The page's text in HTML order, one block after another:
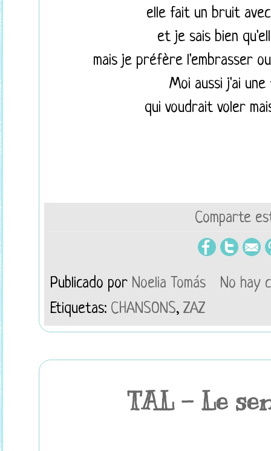
elle fait un bruit
et je sais bien
mais je préfère l'embrasser
Moi aussi j'ai
qui voudrait voler
Comparte
Publicado por Noelia Tomás
No hay
Etiquetas: CHANSONS, ZAZ
TAL - Le